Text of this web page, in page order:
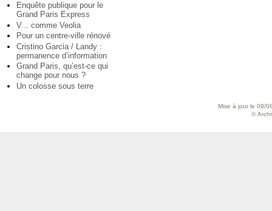
Enquête publique pour le
Grand Paris Express
V... comme Veolia
Pour un centre-ville rénové
Cristino Garcia / Landy :
permanence d’information
Grand Paris, qu’est-ce qui
change pour nous ?
Un colosse sous terre
Mise à jour le 09/
©